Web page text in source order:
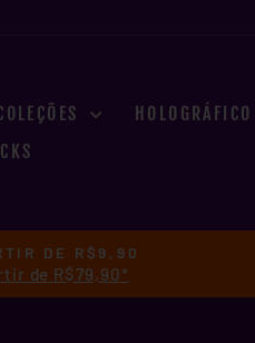
HOLOGRÁFICO
slideshow
DE R$9,90
de R$79,90*